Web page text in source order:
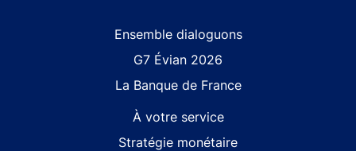
Ensemble dialoguons
G7 Évian 2026
La Banque de France
À votre service
Stratégie monétaire